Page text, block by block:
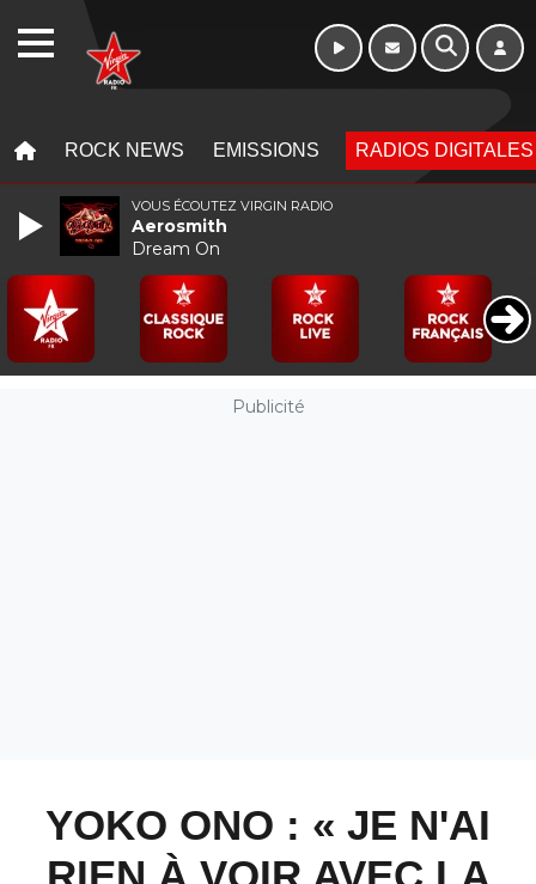
ROCK NEWS EMISSIONS RADIOS DIGITALES
Publicité
YOKO ONO : « JE N'AI
VOUS ÉCOUTEZ VIRGIN RADIO
Aerosmith
Dream On
WEBRADIO